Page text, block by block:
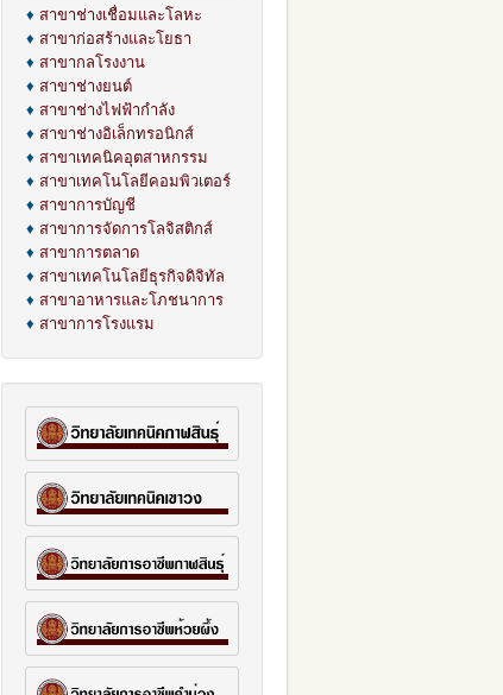
♦ สาขาช่างเชื่อมและโลหะ
♦ สาขาก่อสร้างและโยธา
♦ สาขากลโรงงาน
♦ สาขาช่างยนต์
♦ สาขาช่างไฟฟ้ากำลัง
♦ สาขาช่างอิเล็กทรอนิกส์
♦ สาขาเทคนิคอุตสาหกรรม
♦ สาขาเทคโนโลยีคอมพิวเตอร์
♦ สาขาการบัญชี
♦ สาขาการจัดการโลจิสติกส์
♦ สาขาการตลาด
♦ สาขาเทคโนโลยีธุรกิจดิจิทัล
♦ สาขาอาหารและโภชนาการ
♦ สาขาการโรงแรม